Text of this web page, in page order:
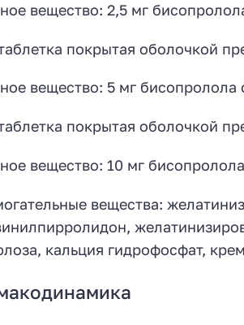
вещество: 2,5 мг
покрытая оболочкой
вещество: 5 мг бисопролола
покрытая оболочкой
вещество: 10 мг
вещества:
кальция гидрофосфат,